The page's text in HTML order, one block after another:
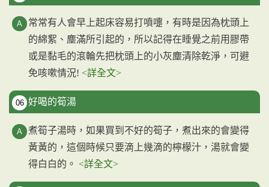
常常有人會早上起床容易打噴嚏，有時是因為枕頭上
的綿絮、塵滿所引起的，所以記得在睡覺之前用膠帶
或是黏毛的滾輪先把枕頭上的小灰塵清除乾淨，可避
免咳嗽情況! <詳全文>
06 好喝的筍湯
煮筍子湯時，如果買到不好的筍子，煮出來的會變得
黃黃的，這個時候只要滴上幾滴的檸檬汁，湯就會變
得白白的。 <詳全文>